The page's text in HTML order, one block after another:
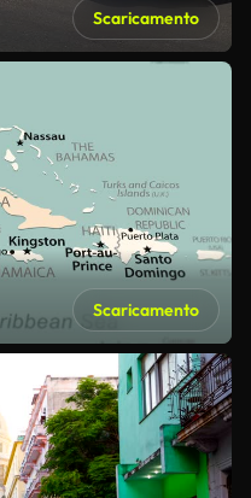
Scaricamento
Scaricamento